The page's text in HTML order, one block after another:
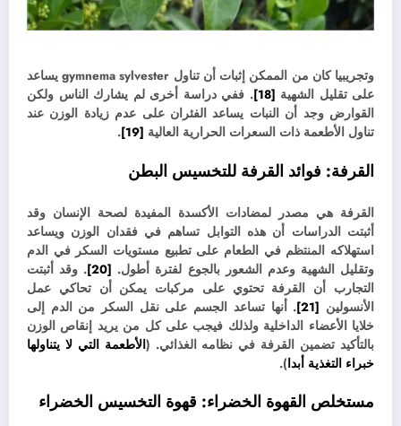
وتجريبيا كان من الممكن إثبات أن تناول gymnema sylvester يساعد
على تقليل الشهية [18] . ففي دراسة أخرى لم يشارك الناس ولكن
القوارض وجد أن النبات يساعد الفئران على عدم زيادة الوزن عند
تناول الأطعمة ذات السعرات الحرارية العالية [19]
.
القرفة: فوائد القرفة للتخسيس البطن
القرفة هي مصدر لمضادات الأكسدة المفيدة لصحة الإنسان وقد
أثبتت الدراسات أن هذه التوابل تساهم في فقدان الوزن ويساعد
استهلاكه المنتظم في الطعام على تطبيع مستويات السكر في الدم
وتقليل الشهية وعدم الشعور بالجوع لفترة أطول. [20] . وقد أثبتت
التجارب أن القرفة تحتوي على مركبات يمكن أن تحاكي عمل
الأنسولين [21]
. أنها تساعد الجسم على نقل السكر من الدم إلى
خلايا الأعضاء الداخلية ولذلك فيجب على كل من يريد إنقاص الوزن
بالتأكيد تضمين القرفة في نظامه الغذائي. (الأطعمة التي لا يتناولها
خبراء التغذية أبدا).
مستخلص القهوة الخضراء: قهوة التخسيس الخضراء